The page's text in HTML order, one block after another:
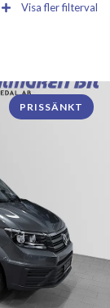
Visa fler filterval
PRISSÄNKT